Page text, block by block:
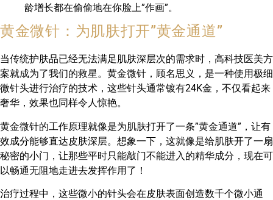
龄增长都在偷偷地在你脸上”作画”。
黄金微针：为肌肤打开”黄金通道”
当传统护肤品已经无法满足肌肤深层次的需求时，高科技医美方
案就成为了我们的救星。黄金微针，顾名思义，是一种使用极细
微针头进行治疗的技术，这些针头通常镀有24K金，不仅看起来
奢华，效果也同样令人惊艳。
黄金微针的工作原理就像是为肌肤打开了一条”黄金通道”，让有
效成分能够直达皮肤深层。想象一下，这就像是给肌肤开了一扇
秘密的小门，让那些平时只能敲门不能进入的精华成分，现在可
以畅通无阻地走进去发挥作用了！
治疗过程中，这些微小的针头会在皮肤表面创造数千个微小通